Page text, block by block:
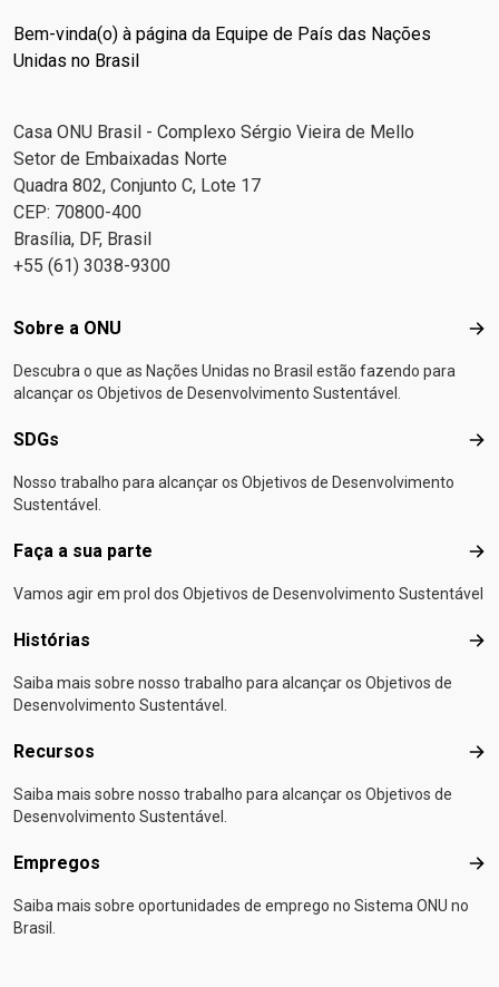
Bem-vinda(o) à página da Equipe de País das Nações
Unidas no Brasil
Casa ONU Brasil - Complexo Sérgio Vieira de Mello
Setor de Embaixadas Norte
Quadra 802, Conjunto C, Lote 17
CEP: 70800-400
Brasília, DF, Brasil
+55 (61) 3038-9300
Footer menu
Sobre a ONU
Descubra o que as Nações Unidas no Brasil estão fazendo para
alcançar os Objetivos de Desenvolvimento Sustentável.
SDGs
Nosso trabalho para alcançar os Objetivos de Desenvolvimento
Sustentável.
Faça a sua parte
Vamos agir em prol dos Objetivos de Desenvolvimento Sustentável
Histórias
Saiba mais sobre nosso trabalho para alcançar os Objetivos de
Desenvolvimento Sustentável.
Recursos
Saiba mais sobre nosso trabalho para alcançar os Objetivos de
Desenvolvimento Sustentável.
Empregos
Saiba mais sobre oportunidades de emprego no Sistema ONU no
Brasil.